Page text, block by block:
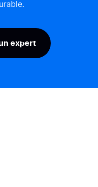
expert